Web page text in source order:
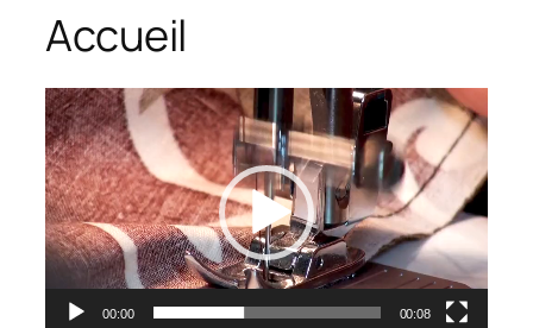
Accueil
Lecteur
vidéo
00:00 00:08